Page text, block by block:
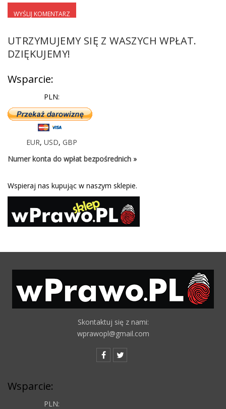
UTRZYMUJEMY SIĘ Z WASZYCH WPŁAT.
DZIĘKUJEMY!
Wsparcie:
PLN:
EUR, USD, GBP
Numer konta do wpłat bezpośrednich »
Wspieraj nas kupując w naszym sklepie.
Skontaktuj się z nami:
wprawopl@gmail.com
Wsparcie:
PLN: